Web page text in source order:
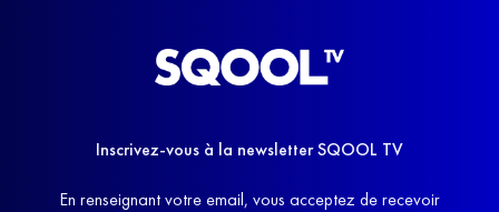
Inscrivez-vous à la newsletter SQOOL TV
En renseignant votre email, vous acceptez de recevoir